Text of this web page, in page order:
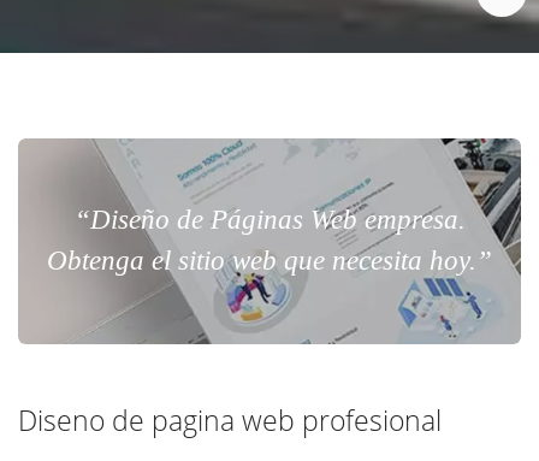
“Diseño de Páginas Web empresa.
Obtenga el sitio web que necesita hoy.”
Diseno de pagina web profesional